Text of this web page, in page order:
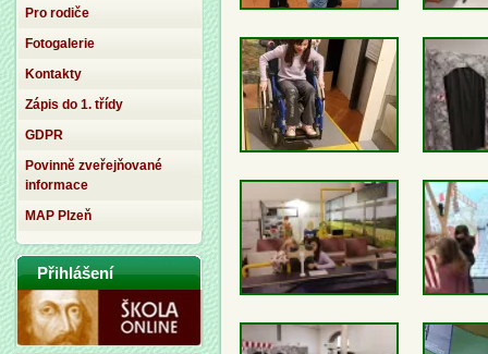
Pro rodiče
Fotogalerie
Kontakty
Zápis do 1. třídy
GDPR
Povinně zveřejňované
informace
MAP Plzeň
Přihlášení